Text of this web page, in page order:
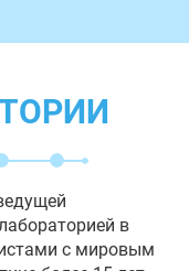
в
с мировым